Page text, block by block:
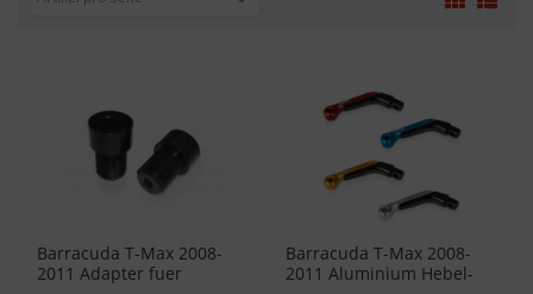
Barracuda T-Max 2008-
2011 Adapter fuer
Barracuda T-Max 2008-
2011 Aluminium Hebel-